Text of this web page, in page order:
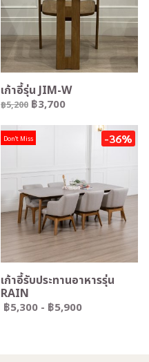
เก้าอี้รุ่น JIM-W
฿5,200 ฿3,700
Don't Miss -36%
เก้าอี้รับประทานอาหารรุ่น
RAIN
฿5,300 - ฿5,900